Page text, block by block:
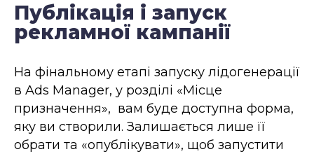
Публікація і запуск
рекламної кампанії
На фінальному етапі запуску лідогенерації
в Ads Manager, у розділі «Місце
призначення», вам буде доступна форма,
яку ви створили. Залишається лише її
обрати та «опублікувати», щоб запустити